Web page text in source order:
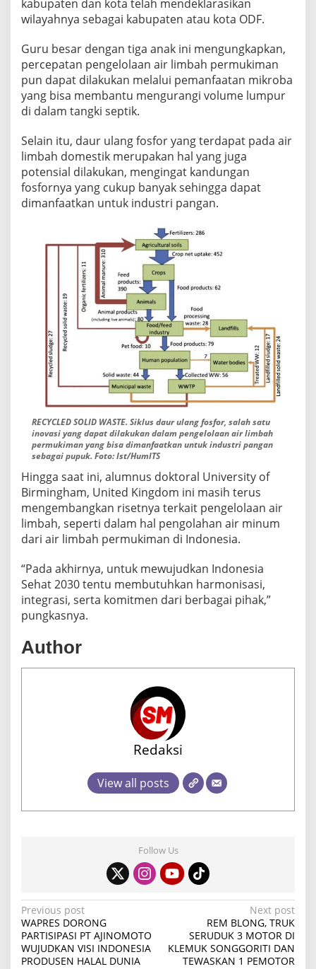
kabupaten dan kota telah mendeklarasikan
wilayahnya sebagai kabupaten atau kota ODF.
Guru besar dengan tiga anak ini mengungkapkan,
percepatan pengelolaan air limbah permukiman
pun dapat dilakukan melalui pemanfaatan mikroba
yang bisa membantu mengurangi volume lumpur
di dalam tangki septik.
Selain itu, daur ulang fosfor yang terdapat pada air
limbah domestik merupakan hal yang juga
potensial dilakukan, mengingat kandungan
fosfornya yang cukup banyak sehingga dapat
dimanfaatkan untuk industri pangan.
RECYCLED SOLID WASTE. Siklus daur ulang fosfor, salah satu
inovasi yang dapat dilakukan dalam pengelolaan air limbah
permukiman yang bisa dimanfaatkan untuk industri pangan
sebagai pupuk. Foto: Ist/HumITS
Hingga saat ini, alumnus doktoral University of
Birmingham, United Kingdom ini masih terus
mengembangkan risetnya terkait pengelolaan air
limbah, seperti dalam hal pengolahan air minum
dari air limbah permukiman di Indonesia.
“Pada akhirnya, untuk mewujudkan Indonesia
Sehat 2030 tentu membutuhkan harmonisasi,
integrasi, serta komitmen dari berbagai pihak,”
pungkasnya.
Author
Redaksi
View all posts
Follow Us
P
o
s
Previous post
WAPRES DORONG
PARTISIPASI PT AJINOMOTO
WUJUDKAN VISI INDONESIA
PRODUSEN HALAL DUNIA
Next post
REM BLONG, TRUK
SERUDUK 3 MOTOR DI
KLEMUK SONGGORITI DAN
TEWASKAN 1 PEMOTOR